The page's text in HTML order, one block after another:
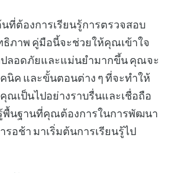
ที่ต้องการเรียนรู้การตรวจสอบ
ภาพ คู่มือนี้จะช่วยให้คุณเข้าใจ
ลอดภัยและแม่นยำมากขึ้น คุณจะ
นิค และขั้นตอนต่าง ๆ ที่จะทำให้
ณเป็นไปอย่างราบรื่นและเชื่อถือ
พื้นฐานที่คุณต้องการในการพัฒนา
อช้า มาเริ่มต้นการเรียนรู้ไป